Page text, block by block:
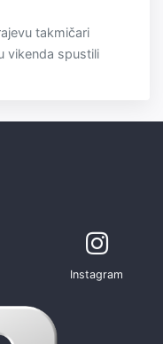
takmičari
vikenda spustili
Instagram